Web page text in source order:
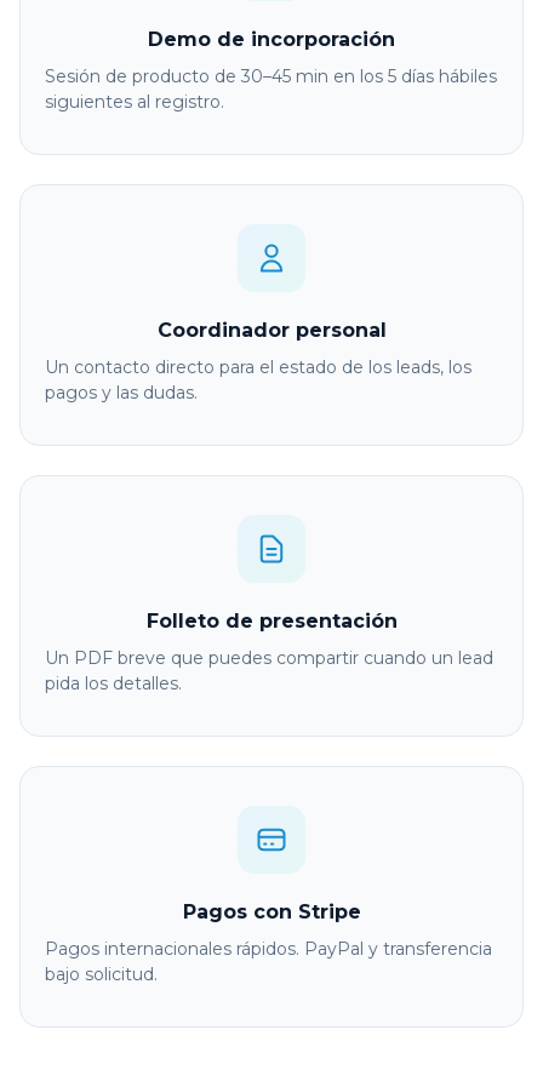
Demo de incorporación
Sesión de producto de 30–45 min en los 5 días hábiles
siguientes al registro.
Coordinador personal
Un contacto directo para el estado de los leads, los
pagos y las dudas.
Folleto de presentación
Un PDF breve que puedes compartir cuando un lead
pida los detalles.
Pagos con Stripe
Pagos internacionales rápidos. PayPal y transferencia
bajo solicitud.